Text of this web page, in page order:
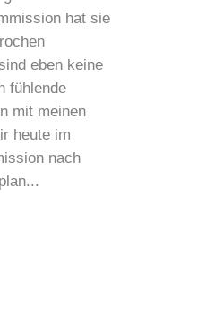
hat sie
eben keine
fühlende
mit meinen
heute im
nach